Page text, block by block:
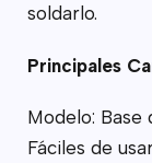
soldarlo.
Principales
Modelo: Base
Fáciles de